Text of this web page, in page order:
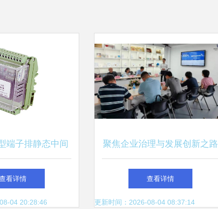
端子排静态中间
解与上海上继科
用优势
看详情
04 20:28:46
聚焦企业治理与发展创新之路
泰达中小企业园开展共学园·
企业老总专题沙龙活动技术交
查看详情
更新时间：2026-08-04 08:37:14